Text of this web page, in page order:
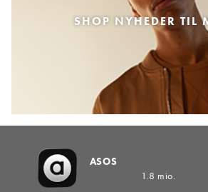
SHOP NYHEDER TIL
ASOS
1.8 mio.